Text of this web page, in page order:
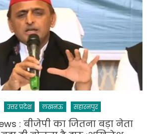
पहले
चरण
की
वोटिंग
के
बीच
सहारनपुर
पहुंचे
हमला
उत्तर प्रदेश लखनऊ सहारनपुर
: बीजेपी का जितना बड़ा नेता